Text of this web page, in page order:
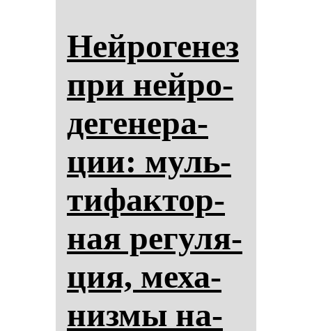
Ней­ро­ге­нез
при ней­ро­
де­ге­не­ра­
ции: муль­
ти­фак­тор­
ная ре­гу­ля­
ция, ме­ха­
низ­мы на­